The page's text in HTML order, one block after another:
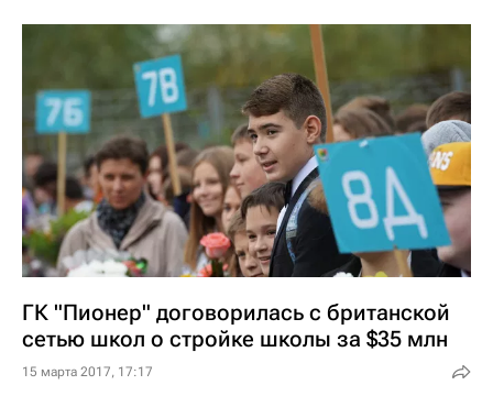
ГК "Пионер" договорилась с британской
сетью школ о стройке школы за $35 млн
15 марта 2017, 17:17